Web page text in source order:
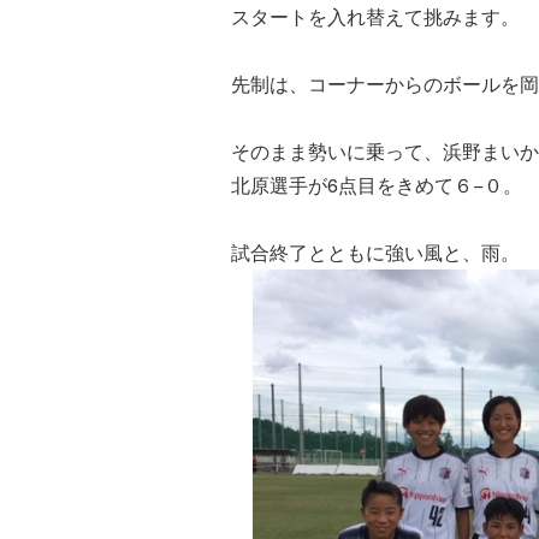
スタートを入れ替えて挑みます。
先制は、コーナーからのボールを
そのまま勢いに乗って、浜野まい
北原選手が6点目をきめて６−０。
試合終了とともに強い風と、雨。